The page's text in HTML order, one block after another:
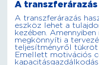
A
A transzferárazás
eszköz lehet a
kezében.
megkönnyíti a
teljesítményről
Emellett motivációs